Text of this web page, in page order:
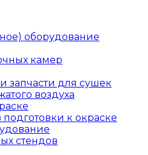
оборудование
камер
для сушек
воздуха
к окраске
стендов